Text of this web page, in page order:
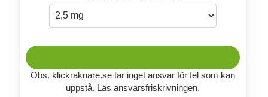
Obs. klickraknare.se tar inget ansvar för fel som kan
uppstå. Läs ansvarsfriskrivningen.